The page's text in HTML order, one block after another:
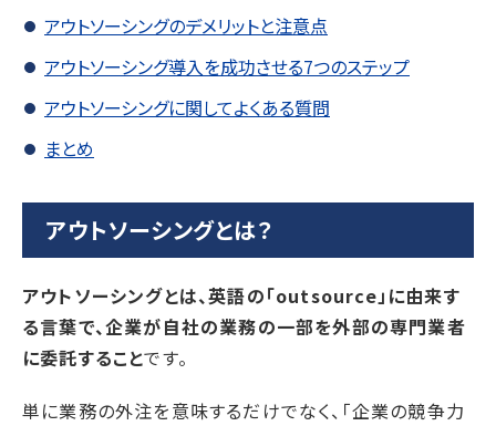
アウトソーシングのデメリットと注意点
アウトソーシング導入を成功させる7つのステップ
アウトソーシングに関してよくある質問
まとめ
アウトソーシングとは？
アウトソーシングとは、英語の「outsource」に由来す
る言葉で、企業が自社の業務の一部を外部の専門業者
に委託することです。
単に業務の外注を意味するだけでなく、「企業の競争力